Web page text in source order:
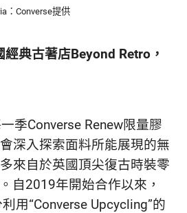
：Converse提供
經典古著店Beyond Retro，
季Converse Renew限量膠
深入探索面料所能展現的無
來自於英國頂尖復古時裝零
自2019年開始合作以來，
用“Converse Upcycling”的